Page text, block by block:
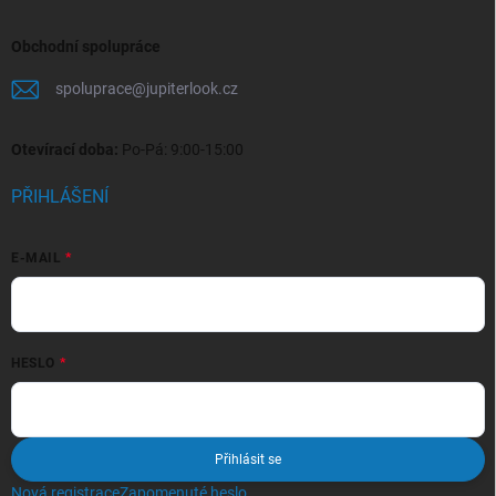
Obchodní spolupráce
spoluprace@jupiterlook.cz
Otevírací doba: Po-Pá: 9:00-15:00
PŘIHLÁŠENÍ
E-MAIL
HESLO
Přihlásit se